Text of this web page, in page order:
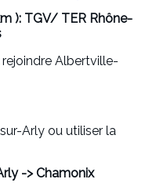
): TGV/ TER Rhône-
Albertville-
Arly ou utiliser la
-> Chamonix